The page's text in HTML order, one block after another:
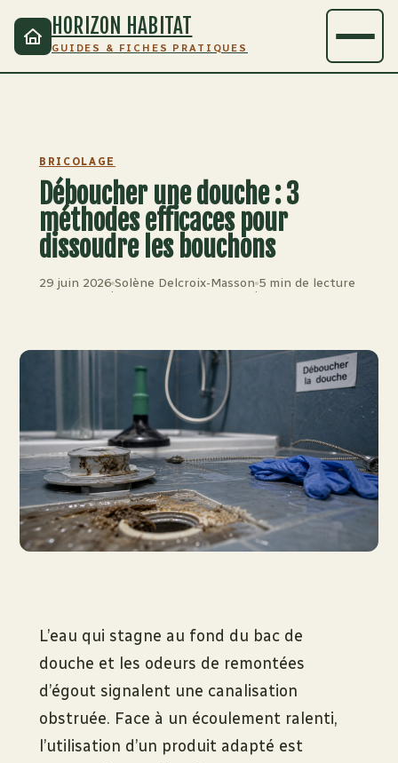
HORIZON HABITAT
GUIDES & FICHES PRATIQUES
BRICOLAGE
Déboucher une douche : 3
méthodes efficaces pour
dissoudre les bouchons
29 juin 2026
·
Solène Delcroix-Masson
·
5 min de lecture
L’eau qui stagne au fond du bac de
douche et les odeurs de remontées
d’égout signalent une canalisation
obstruée. Face à un écoulement ralenti,
l’utilisation d’un produit adapté est